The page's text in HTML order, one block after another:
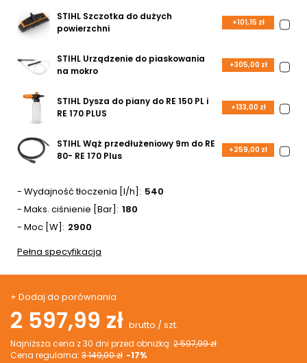
STIHL Szczotka do dużych
powierzchni
+101,15 zł
STIHL Urządzenie do piaskowania
na mokro
+305,00 zł
STIHL Dysza do piany do RE 150 PL i
RE 170 PLUS
+133,00 zł
STIHL Wąż przedłużeniowy 9m do RE
80- RE 170 Plus
+259,00 zł
- Wydajność tłoczenia [l/h]
540
- Maks. ciśnienie [Bar]
180
- Moc [W]
2900
Pełna specyfikacja
+ Dodaj do porównania
2 597,99 zł brutto / szt.
Najniższa cena z 30 dni przed obniżką: 2 597,99 zł
Cena regularna: 3 149,00 zł -17%